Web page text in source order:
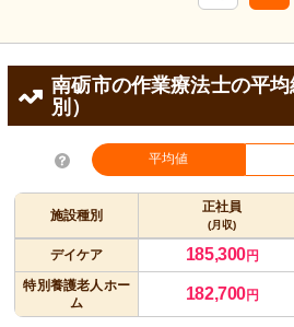
南砺市の作業療法士の平
別）
平均値
施設種別
正社員
(月収)
デイケア 185,300円
特別養護老人ホー
ム
182,700円